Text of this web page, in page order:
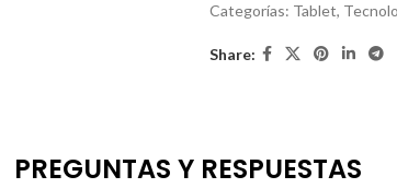
Categorías: Tablet,
Share:
PREGUNTAS Y RESPUESTAS